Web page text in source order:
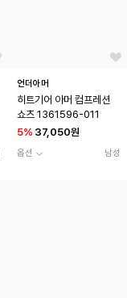
언더아머
히트기어 아머 컴프레션
쇼츠 1361596-011
5% 37,050원
옵션 남성